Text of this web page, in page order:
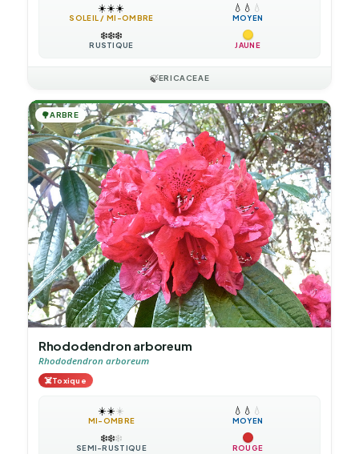
☀️☀️☀️
SOLEIL / MI-OMBRE
💧 💧 💧
MOYEN
❄️❄️❄️
RUSTIQUE JAUNE
🍃ERICACEAE
🌳ARBRE
Rhododendron arboreum
Rhododendron arboreum
☠️Toxique
☀️☀️☀️
MI-OMBRE
💧 💧 💧
MOYEN
❄️❄️❄️
SEMI-RUSTIQUE ROUGE